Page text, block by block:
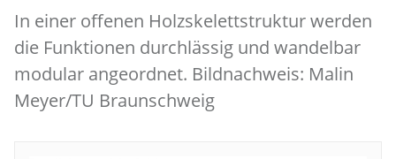
In einer offenen Holzskelettstruktur werden
die Funktionen durchlässig und wandelbar
modular angeordnet. Bildnachweis: Malin
Meyer/TU Braunschweig